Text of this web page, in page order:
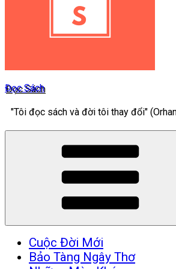
Đọc Sách
"Tôi đọc sách và đời tôi thay đổi"
Cuộc Đời Mới
Bảo Tàng Ngây Thơ